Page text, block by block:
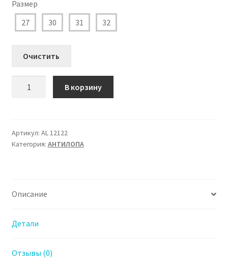
Размер
27
30 31 32
Очистить
Ботинки
Антилопа
В корзину
Артикул: AL 12122
Категория: АHТИЛОПА
Описание
Детали
Отзывы (0)